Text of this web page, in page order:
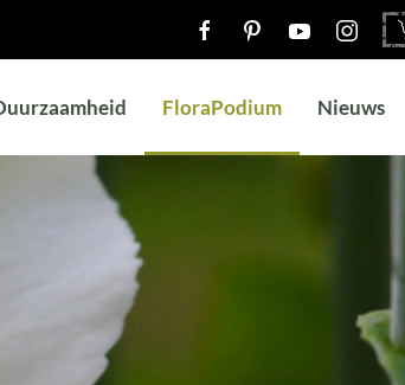
FloraPodium Nieuws